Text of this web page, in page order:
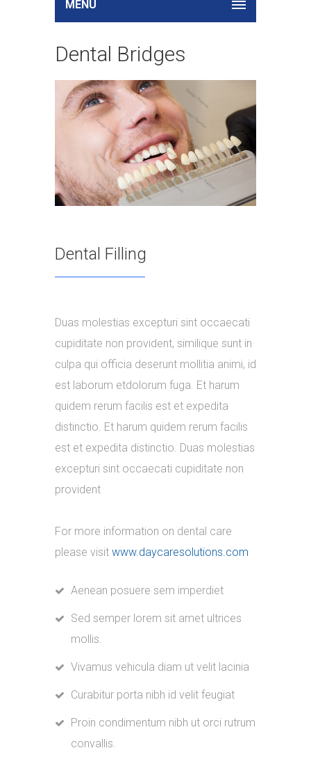
MENU
Dental Bridges
Dental Filling
Duas molestias excepturi sint occaecati
cupiditate non provident, similique sunt in
culpa qui officia deserunt mollitia animi, id
est laborum etdolorum fuga. Et harum
quidem rerum facilis est et expedita
distinctio. Et harum quidem rerum facilis
est et expedita distinctio. Duas molestias
excepturi sint occaecati cupiditate non
provident
For more information on dental care
please visit www.daycaresolutions.com
Aenean posuere sem imperdiet
Sed semper lorem sit amet ultrices
mollis.
Vivamus vehicula diam ut velit lacinia
Curabitur porta nibh id velit feugiat
Proin condimentum nibh ut orci rutrum
convallis.